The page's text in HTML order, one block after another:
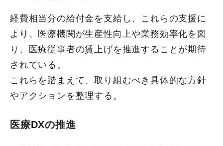
経費相当分の給付金を支給し、これらの支援に
より、医療機関が生産性向上や業務効率化を図
り、医療従事者の賃上げを推進することが期待
されている。
これらを踏まえて、取り組むべき具体的な方針
やアクションを整理する。
医療DXの推進